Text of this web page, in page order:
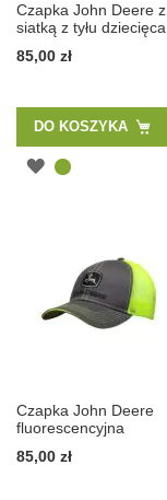
Czapka John Deere z
siatką z tyłu dziecięca
85,00 zł
DO KOSZYKA
Czapka John Deere
fluorescencyjna
85,00 zł